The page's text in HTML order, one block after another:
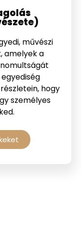
művészi
amelyek a
hogy
személyes